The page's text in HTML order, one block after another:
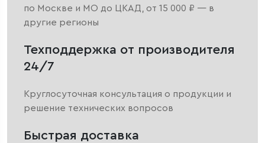
по Москве и МО до ЦКАД, от 15 000 ₽ — в
другие регионы
Техподдержка от производителя
24/7
Круглосуточная консультация о продукции и
решение технических вопросов
Быстрая доставка